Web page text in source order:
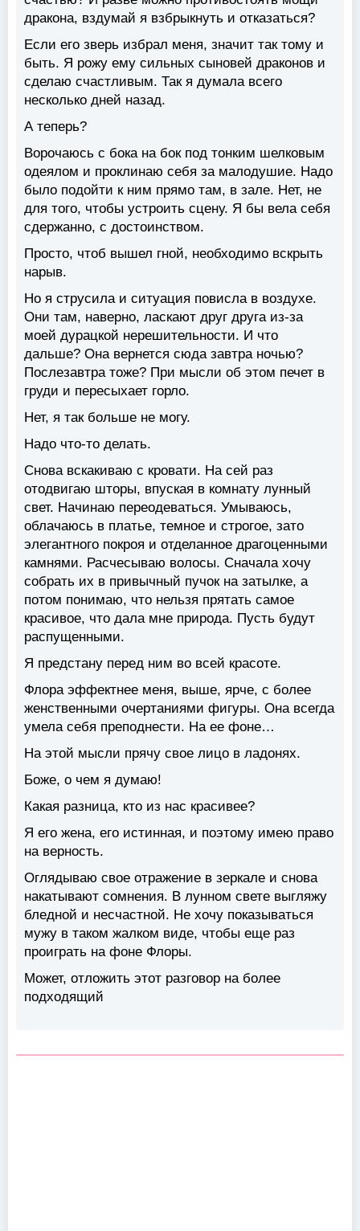
дракона, вздумай я взбрыкнуть и отказаться?
Если его зверь избрал меня, значит так тому и
быть. Я рожу ему сильных сыновей драконов и
сделаю счастливым. Так я думала всего
несколько дней назад.
А теперь?
Ворочаюсь с бока на бок под тонким шелковым
одеялом и проклинаю себя за малодушие. Надо
было подойти к ним прямо там, в зале. Нет, не
для того, чтобы устроить сцену. Я бы вела себя
сдержанно, с достоинством.
Просто, чтоб вышел гной, необходимо вскрыть
нарыв.
Но я струсила и ситуация повисла в воздухе.
Они там, наверно, ласкают друг друга из-за
моей дурацкой нерешительности. И что
дальше? Она вернется сюда завтра ночью?
Послезавтра тоже? При мысли об этом печет в
груди и пересыхает горло.
Нет, я так больше не могу.
Надо что-то делать.
Снова вскакиваю с кровати. На сей раз
отодвигаю шторы, впуская в комнату лунный
свет. Начинаю переодеваться. Умываюсь,
облачаюсь в платье, темное и строгое, зато
элегантного покроя и отделанное драгоценными
камнями. Расчесываю волосы. Сначала хочу
собрать их в привычный пучок на затылке, а
потом понимаю, что нельзя прятать самое
красивое, что дала мне природа. Пусть будут
распущенными.
Я предстану перед ним во всей красоте.
Флора эффектнее меня, выше, ярче, с более
женственными очертаниями фигуры. Она всегда
умела себя преподнести. На ее фоне…
На этой мысли прячу свое лицо в ладонях.
Боже, о чем я думаю!
Какая разница, кто из нас красивее?
Я его жена, его истинная, и поэтому имею право
на верность.
Оглядываю свое отражение в зеркале и снова
накатывают сомнения. В лунном свете выгляжу
бледной и несчастной. Не хочу показываться
мужу в таком жалком виде, чтобы еще раз
проиграть на фоне Флоры.
Может, отложить этот разговор на более
подходящий